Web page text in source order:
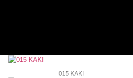
015 KAKI